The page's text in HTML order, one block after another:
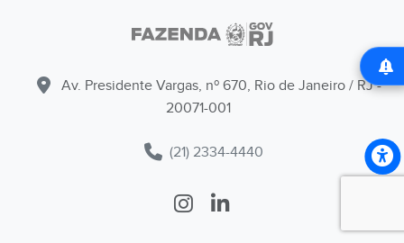
Av. Presidente Vargas, nº 670, Rio de Janeiro / RJ -
20071-001
(21) 2334-4440